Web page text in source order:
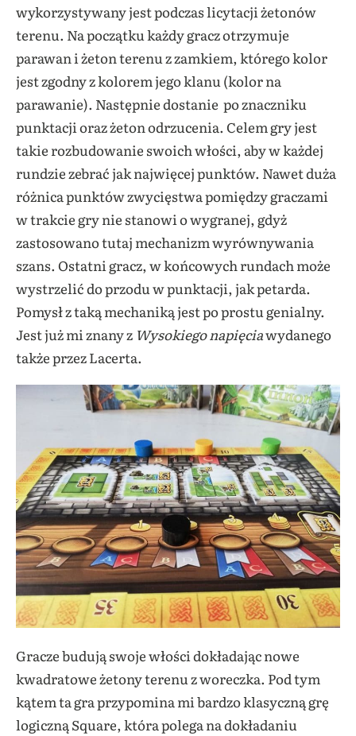
wykorzystywany jest podczas licytacji żetonów
terenu. Na początku każdy gracz otrzymuje
parawan i żeton terenu z zamkiem, którego kolor
jest zgodny z kolorem jego klanu (kolor na
parawanie). Następnie dostanie po znaczniku
punktacji oraz żeton odrzucenia. Celem gry jest
takie rozbudowanie swoich włości, aby w każdej
rundzie zebrać jak najwięcej punktów. Nawet duża
różnica punktów zwycięstwa pomiędzy graczami
w trakcie gry nie stanowi o wygranej, gdyż
zastosowano tutaj mechanizm wyrównywania
szans. Ostatni gracz, w końcowych rundach może
wystrzelić do przodu w punktacji, jak petarda.
Pomysł z taką mechaniką jest po prostu genialny.
Jest już mi znany z Wysokiego napięciawydanego
także przez Lacerta.
Gracze budują swoje włości dokładając nowe
kwadratowe żetony terenu z woreczka. Pod tym
kątem ta gra przypomina mi bardzo klasyczną grę
logiczną Square, która polega na dokładaniu